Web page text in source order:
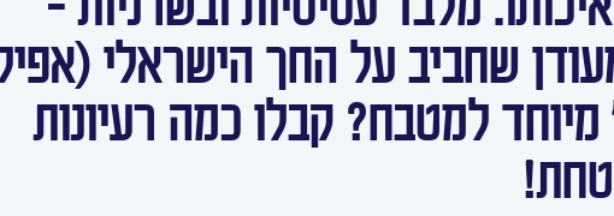
שחביב על החך הישראלי
למטבח? קבלו כמה רעיונות